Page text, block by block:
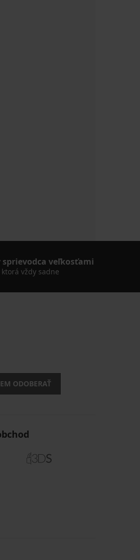
sprievodca veľkosťami
ktorá vždy sadne
ODOBERAŤ